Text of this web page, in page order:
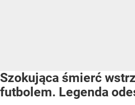
Szokująca śmierć
futbolem. Legenda